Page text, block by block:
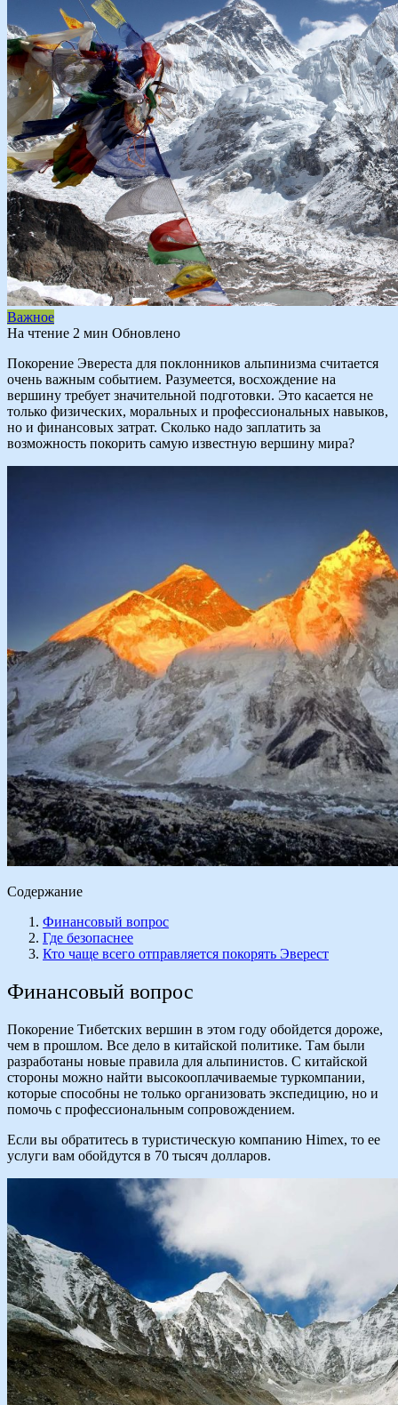
Важное
На чтение 2 мин Обновлено
Покорение Эвереста для поклонников альпинизма считается
очень важным событием. Разумеется, восхождение на
вершину требует значительной подготовки. Это касается не
только физических, моральных и профессиональных навыков,
но и финансовых затрат. Сколько надо заплатить за
возможность покорить самую известную вершину мира?
Содержание
Финансовый вопрос
Где безопаснее
Кто чаще всего отправляется покорять Эверест
Финансовый вопрос
Покорение Тибетских вершин в этом году обойдется дороже,
чем в прошлом. Все дело в китайской политике. Там были
разработаны новые правила для альпинистов. С китайской
стороны можно найти высокооплачиваемые туркомпании,
которые способны не только организовать экспедицию, но и
помочь с профессиональным сопровождением.
Если вы обратитесь в туристическую компанию Himex, то ее
услуги вам обойдутся в 70 тысяч долларов.